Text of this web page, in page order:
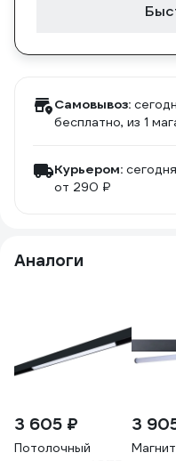
Самовывоз:
бесплатно, из 1
Курьером:
от 290 ₽
Аналоги
3 605 ₽
Потолочный
3